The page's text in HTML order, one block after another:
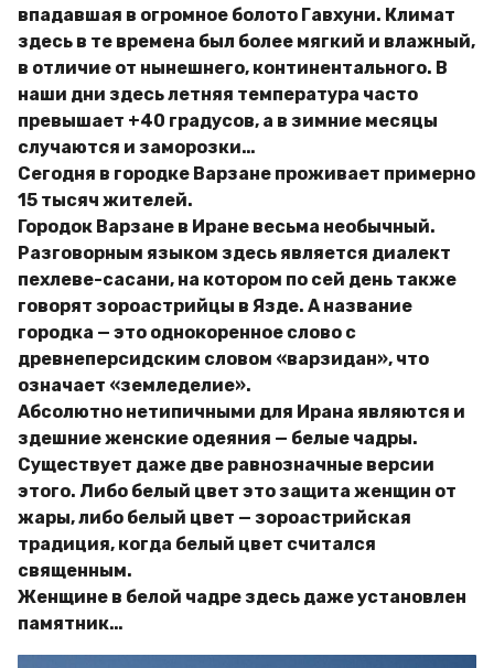
впадавшая в огромное болото Гавхуни. Климат
здесь в те времена был более мягкий и влажный,
в отличие от нынешнего, континентального. В
наши дни здесь летняя температура часто
превышает +40 градусов, а в зимние месяцы
случаются и заморозки…
Сегодня в городке Варзане проживает примерно
15 тысяч жителей.
Городок Варзане в Иране весьма необычный.
Разговорным языком здесь является диалект
пехлеве-сасани, на котором по сей день также
говорят зороастрийцы в Язде. А название
городка — это однокоренное слово с
древнеперсидским словом «варзидан», что
означает «земледелие».
Абсолютно нетипичными для Ирана являются и
здешние женские одеяния — белые чадры.
Существует даже две равнозначные версии
этого. Либо белый цвет это защита женщин от
жары, либо белый цвет — зороастрийская
традиция, когда белый цвет считался
священным.
Женщине в белой чадре здесь даже установлен
памятник…